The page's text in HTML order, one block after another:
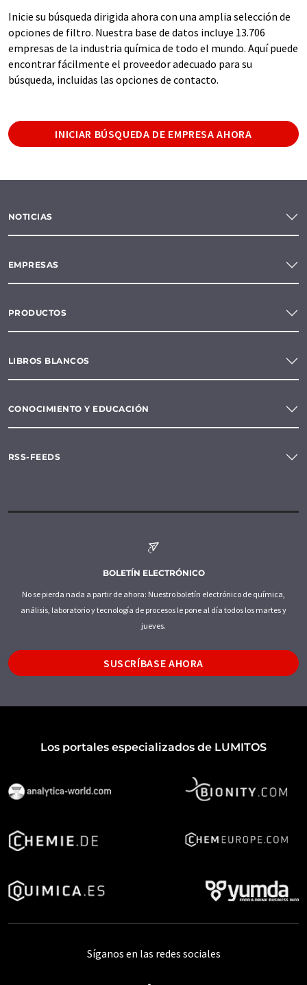
Inicie su búsqueda dirigida ahora con una amplia selección de
opciones de filtro. Nuestra base de datos incluye 13.706
empresas de la industria química de todo el mundo. Aquí puede
encontrar fácilmente el proveedor adecuado para su
búsqueda, incluidas las opciones de contacto.
INICIAR BÚSQUEDA DE EMPRESA AHORA
NOTICIAS
EMPRESAS
PRODUCTOS
LIBROS BLANCOS
CONOCIMIENTO Y EDUCACIÓN
RSS-FEEDS
BOLETÍN ELECTRÓNICO
No se pierda nada a partir de ahora: Nuestro boletín electrónico de química,
análisis, laboratorio y tecnología de procesos le pone al día todos los martes y
jueves.
SUSCRÍBASE AHORA
Los portales especializados de LUMITOS
Síganos en las redes sociales